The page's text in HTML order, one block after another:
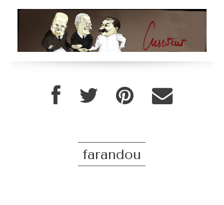
farandou